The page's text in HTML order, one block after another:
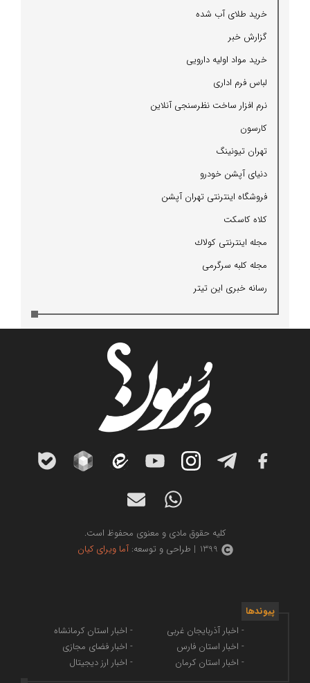
خرید طلای آب شده
گزارش خبر
خرید مواد اولیه دارویی
لباس فرم اداری
نرم افزار ساخت نظرسنجی آنلاین
كارسون
تهران تیونینگ
دنیای آپشن خودرو
فروشگاه اینترنتی تهران آپشن
كلاه كاسكت
مجله اینترنتی كولاك
مجله كلبه سرگرمی
رسانه خبری این تیتر
کلیه حقوق مادی و معنوی محفوظ است.
1399 | طراحی و توسعه:
آما ویرای کیان
پیوندها
- اخبار آذربایجان غربی
- اخبار استان فارس
- اخبار استان کرمان
- اخبار استان کرمانشاه
- اخبار فضای مجازی
- اخبار ارز دیجیتال